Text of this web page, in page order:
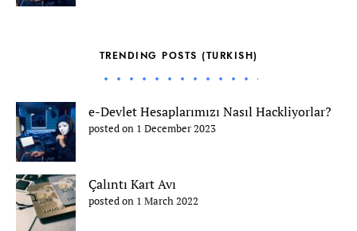
TRENDING POSTS (TURKISH)
e-Devlet Hesaplarımızı Nasıl Hackliyorlar?
posted on 1 December 2023
Çalıntı Kart Avı
posted on 1 March 2022